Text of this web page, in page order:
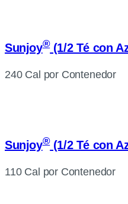
Sunjoy®(1/2 Té con
240 Cal por Contenedor
Sunjoy®(1/2 Té con
110 Cal por Contenedor